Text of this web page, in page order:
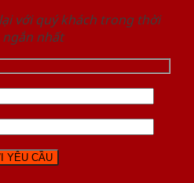
với quý khách trong thời
nhất